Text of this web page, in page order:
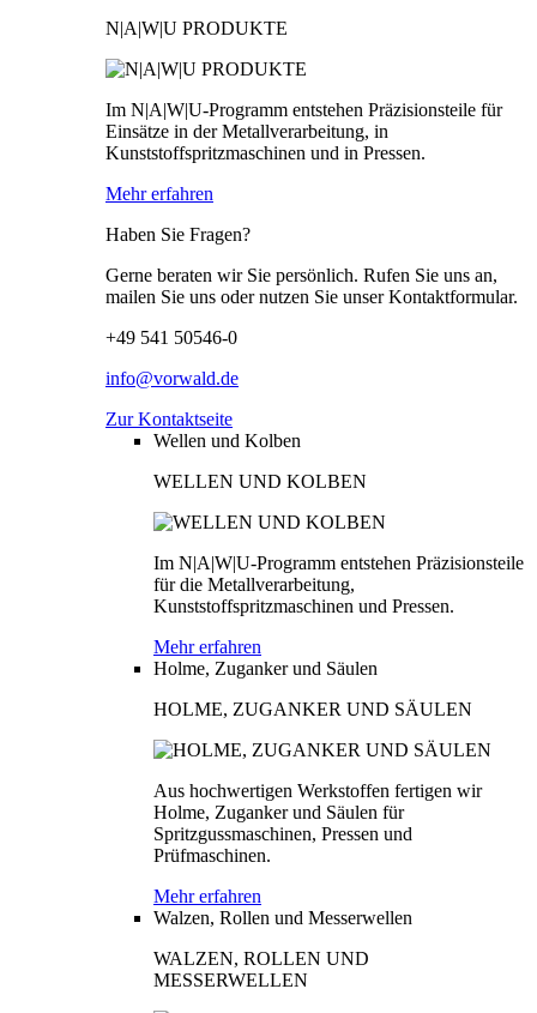
N|A|W|U PRODUKTE
Im N|A|W|U-Programm entstehen Präzisionsteile für
Einsätze in der Metallverarbeitung, in
Kunststoffspritzmaschinen und in Pressen.
Mehr erfahren
Haben Sie Fragen?
Gerne beraten wir Sie persönlich. Rufen Sie uns an,
mailen Sie uns oder nutzen Sie unser Kontaktformular.
+49 541 50546-0
info@vorwald.de
Zur Kontaktseite
Wellen und Kolben
WELLEN UND KOLBEN
Im N|A|W|U-Programm entstehen Präzisionsteile
für die Metallverarbeitung,
Kunststoffspritzmaschinen und Pressen.
Mehr erfahren
Holme, Zuganker und Säulen
HOLME, ZUGANKER UND SÄULEN
Aus hochwertigen Werkstoffen fertigen wir
Holme, Zuganker und Säulen für
Spritzgussmaschinen, Pressen und
Prüfmaschinen.
Mehr erfahren
Walzen, Rollen und Messerwellen
WALZEN, ROLLEN UND
MESSERWELLEN